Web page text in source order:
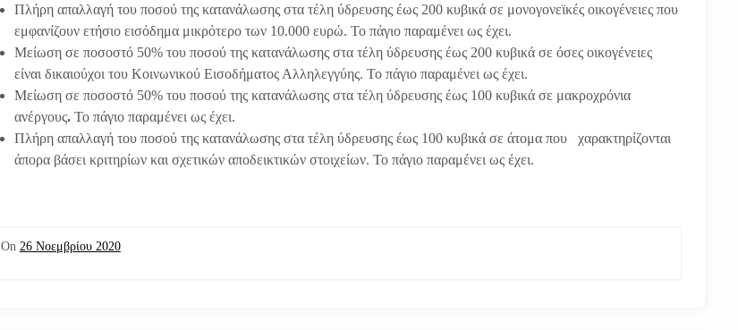
Πλήρη απαλλαγή του ποσού της κατανάλωσης στα τέλη ύδρευσης έως 200 κυβικά σε μονογονεϊκές οικογένειες που
εμφανίζουν ετήσιο εισόδημα μικρότερο των 10.000 ευρώ. Το πάγιο παραμένει ως έχει.
Μείωση σε ποσοστό 50% του ποσού της κατανάλωσης στα τέλη ύδρευσης έως 200 κυβικά σε όσες οικογένειες
είναι δικαιούχοι του Κοινωνικού Εισοδήματος Αλληλεγγύης. Το πάγιο παραμένει ως έχει.
Μείωση σε ποσοστό 50% του ποσού της κατανάλωσης στα τέλη ύδρευσης έως 100 κυβικά σε μακροχρόνια
ανέργους.Το πάγιο παραμένει ως έχει.
Πλήρη απαλλαγή του ποσού της κατανάλωσης στα τέλη ύδρευσης έως 100 κυβικά σε άτομα που χαρακτηρίζονται
άπορα βάσει κριτηρίων και σχετικών αποδεικτικών στοιχείων. Το πάγιο παραμένει ως έχει.
On 26 Νοεμβρίου 2020